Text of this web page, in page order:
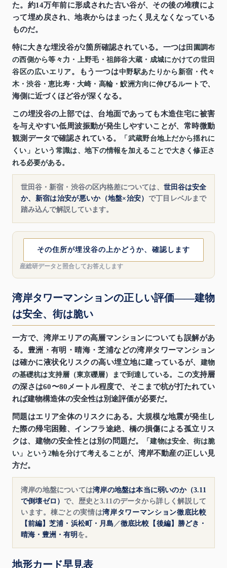
た。約14万年前に形成された古い谷が、その後の堆積によ
って埋め戻され、地表からはまったく見えなくなっている
ものだ。
特に大きな埋没谷が2箇所確認されている。一つは田園調布
の西側から等々力・上野毛・祖師谷大蔵・成城にかけての世田
谷区の広いエリア。もう一つは中野駅あたりから新宿・代々
木・渋谷・恵比寿・大崎・高輪・鮫洲方向に伸びるルートで、
海側に近づくほど谷が深くなる。
この埋没谷の上部では、台地面であっても木造住宅に被害
を与えやすい低周波振動が発生しやすいことが、常時微動
観測データで確認されている。
「武蔵野台地上だから揺れに
くい」という常識は、地下の情報を加えることで大きく修正さ
れる必要がある。
世田谷・新宿・渋谷の区内格差については、 世田谷は安全
か、新宿は治安が悪いか（地盤×治安） で丁目レベルまで
踏み込んで解説しています。
その住所が埋没谷の上かどうか、確認します
産総研データと照合してお答えします
湾岸タワーマンションの正しい評価——建物
は安全、街は脆い
一方で、湾岸エリアの高層マンションについても誤解があ
る。豊洲・有明・晴海・芝浦などの湾岸タワーマンション
は確かに液状化リスクの高い埋立地に建っているが、 建物
の基礎杭は支持層（東京礫層）まで到達している。 この支持層
の深さは60〜80メートル程度で、そこまで杭が打たれてい
れば建物構造体の安全性は別途評価が必要だ。
問題はエリア全体のリスクにある。大規模な地震が発生し
た際の帰宅困難、インフラ途絶、橋の損傷による孤立リス
クは、建物の安全性とは別の問題だ。
「建物は安全、街は脆
い」という2軸を分けて考えることが、湾岸不動産の正しい見
方だ。
湾岸の地盤については湾岸の地盤は本当に弱いのか（3.11
で倒壊ゼロ）で、歴史と3.11のデータから詳しく解説して
います。棟ごとの実情は湾岸タワーマンション徹底比較
【前編】芝浦・浜松町・月島 ／徹底比較【後編】勝どき・
晴海・豊洲・有明 を。
地形カード早見表